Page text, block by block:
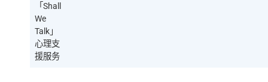
「Shall
We
Talk」
心理支
援服务